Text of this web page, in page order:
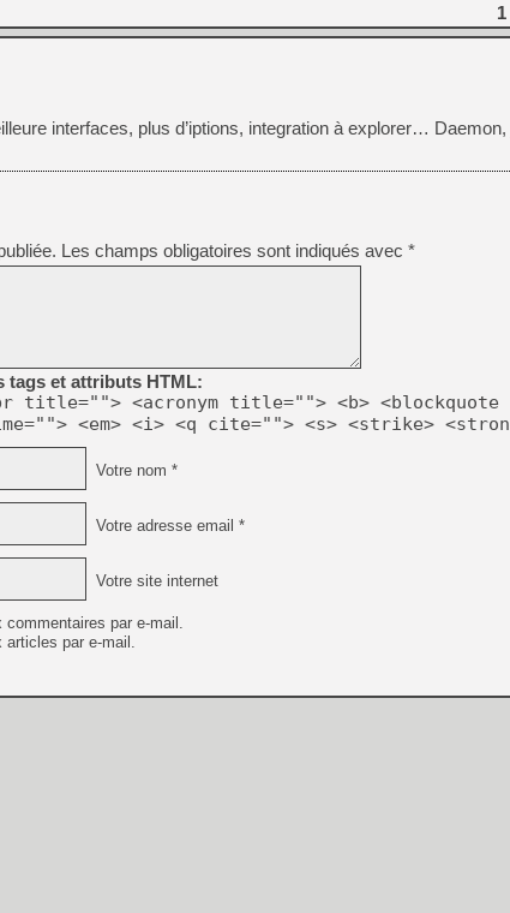
[LS] [PS5] Le WebKit
[GK] Oubliez Crazy Taxi,
[LS] [Switch] NSZ 5.0.0
[GK] No More Room in
1
interfaces, plus d’iptions, integration à explorer… Daemon,
Les champs obligatoires sont indiqués avec *
tags et attributs HTML:
title=""> <acronym title=""> <b> <blockquote
<em> <i> <q cite=""> <s> <strike>
Votre nom *
Votre adresse email *
Votre site internet
commentaires par e-mail.
articles par e-mail.